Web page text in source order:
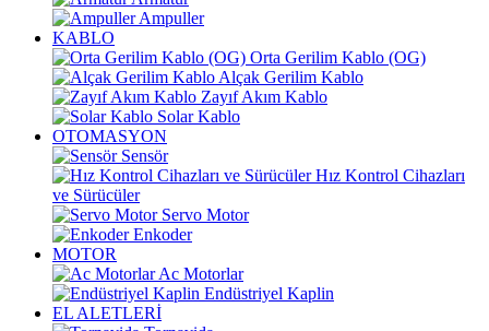
Ampuller
KABLO
Orta Gerilim Kablo (OG)
Alçak Gerilim Kablo
Zayıf Akım Kablo
Solar Kablo
OTOMASYON
Sensör
Hız Kontrol Cihazları
ve Sürücüler
Servo Motor
Enkoder
MOTOR
Ac Motorlar
Endüstriyel Kaplin
EL ALETLERİ